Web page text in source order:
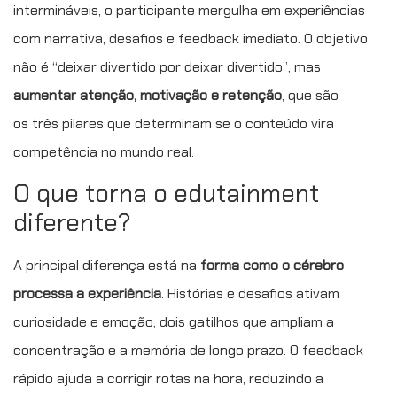
intermináveis, o participante mergulha em experiências
com narrativa, desafios e feedback imediato. O objetivo
não é “deixar divertido por deixar divertido”, mas
aumentar atenção, motivação e retenção, que são
os três pilares que determinam se o conteúdo vira
competência no mundo real.
O que torna o edutainment
diferente?
A principal diferença está na forma como o cérebro
processa a experiência. Histórias e desafios ativam
curiosidade e emoção, dois gatilhos que ampliam a
concentração e a memória de longo prazo. O feedback
rápido ajuda a corrigir rotas na hora, reduzindo a